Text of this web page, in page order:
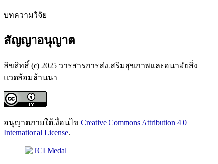
บทความวิจัย
สัญญาอนุญาต
ลิขสิทธิ์ (c) 2025 วารสารการส่งเสริมสุขภาพและอนามัยสิ่ง
แวดล้อมล้านนา
อนุญาตภายใต้เงื่อนไข Creative Commons Attribution 4.0
International License.